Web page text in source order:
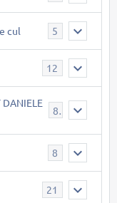
cul 5
12
DANIELE
8
21